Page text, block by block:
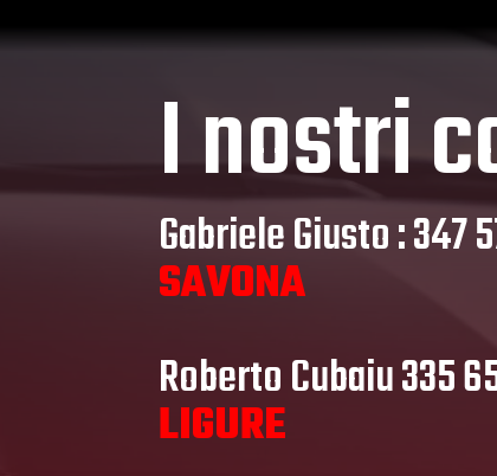
I nostri
Gabriele Giusto : 347
SAVONA
Roberto Cubaiu 335
LIGURE